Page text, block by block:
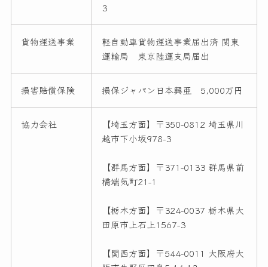
3
貨物運送事業
軽自動車貨物運送事業届出済 関東
運輸局 東京陸運支局届出
損害賠償保険 損保ジャパン日本興亜 5,000万円
協力会社
【埼玉方面】〒350-0812 埼玉県川
越市下小坂978-3
【群馬方面】〒371-0133 群馬県前
橋端気町21-1
【栃木方面】〒324-0037 栃木県大
田原市上石上1567-3
【関西方面】〒544-0011 大阪府大